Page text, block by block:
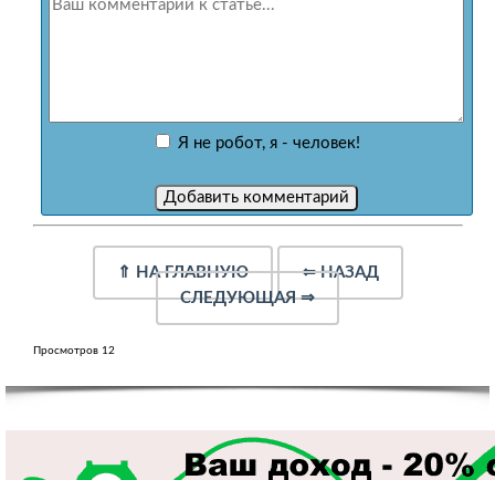
Я не робот, я - человек!
⇑ НА ГЛАВНУЮ ⇐НАЗАД
СЛЕДУЮЩАЯ⇒
Просмотров 12